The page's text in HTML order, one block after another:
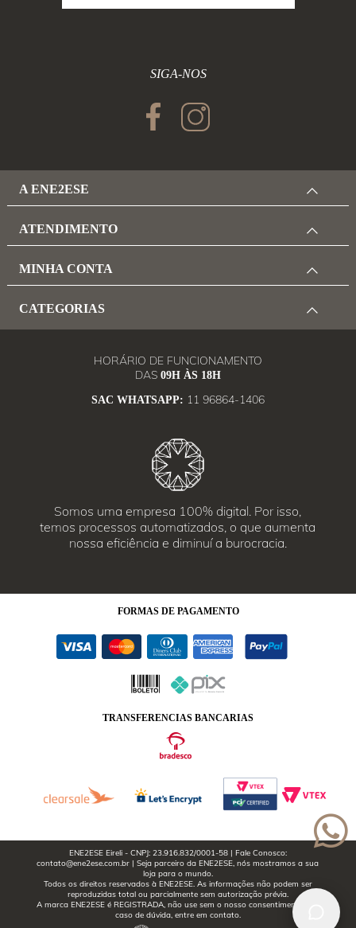
SIGA-NOS
A ENE2ESE
ATENDIMENTO
MINHA CONTA
CATEGORIAS
HORÁRIO DE FUNCIONAMENTO
DAS 09H ÀS 18H
SAC WHATSAPP: 11 96864-1406
Somos uma empresa 100% digital. Por isso,
temos processos automatizados, o que aumenta
nossa eficiência e diminuí a burocracia.
FORMAS DE PAGAMENTO
TRANSFERENCIAS BANCARIAS
ENE2ESE Eireli - CNPJ: 23.916.832/0001-58 | Fale Conosco:
contato@ene2ese.com.br | Seja parceiro da ENE2ESE, nós mostramos a sua
loja para o mundo.
Todos os direitos reservados à ENE2ESE. As informações não podem ser
reproduzidas total ou parcialmente sem autorização prévia.
A marca ENE2ESE é REGISTRADA, não use sem o nosso consentimento. Em
caso de dúvida, entre em contato.